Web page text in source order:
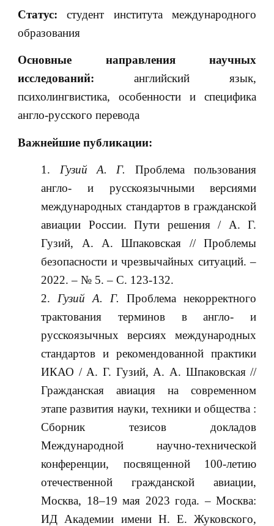
Статус: студент института международного
образования
Основные направления научных
исследований: английский язык,
психолингвистика, особенности и специфика
англо-русского перевода
Важнейшие публикации:
Гузий А. Г. Проблема пользования
англо- и русскоязычными версиями
международных стандартов в гражданской
авиации России. Пути решения / А. Г.
Гузий, А. А. Шпаковская // Проблемы
безопасности и чрезвычайных ситуаций. –
2022. – № 5. – С. 123-132.
Гузий А.
Г.
Проблема некорректного
трактования терминов в англо- и
русскоязычных версиях международных
стандартов и рекомендованной практики
ИКАО / А. Г. Гузий, А. А. Шпаковская //
Гражданская авиация на современном
этапе развития науки, техники и общества :
Сборник тезисов докладов
Международной научно-технической
конференции, посвященной 100-летию
отечественной гражданской авиации,
Москва, 18–19 мая 2023 года. – Москва:
ИД Академии имени Н. Е. Жуковского,